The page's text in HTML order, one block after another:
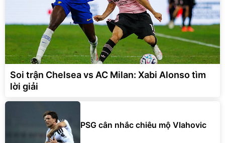
Soi trận Chelsea vs AC Milan: Xabi Alonso tìm
lời giải
PSG cân nhắc chiêu mộ Vlahovic